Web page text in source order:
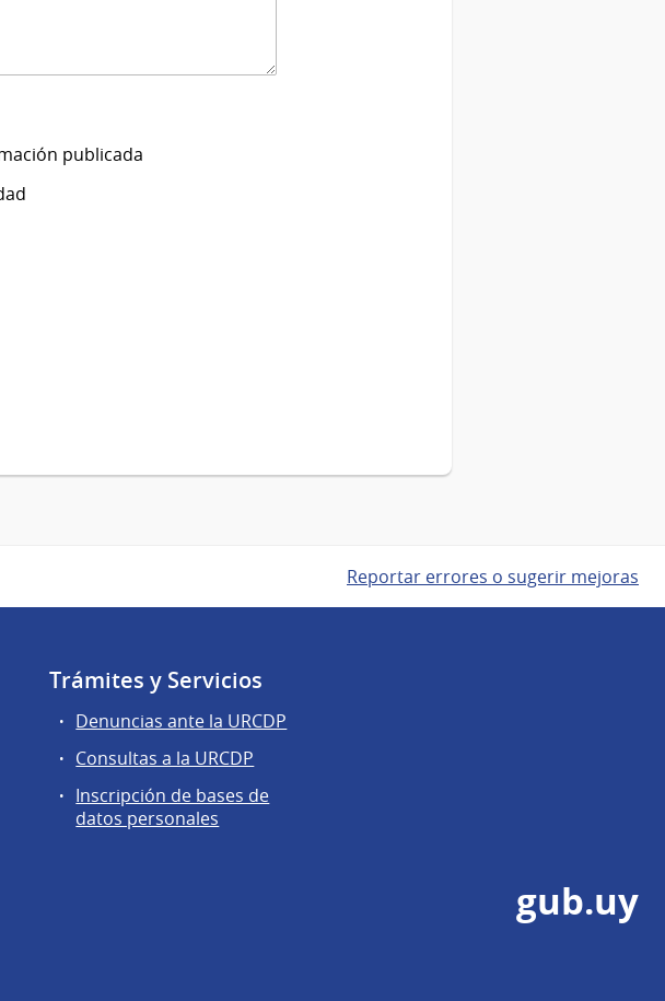
publicada
Reportar errores o sugerir mejoras
Trámites y Servicios
Denuncias ante la URCDP
Consultas a la URCDP
Inscripción de bases de
datos personales
gub.uy